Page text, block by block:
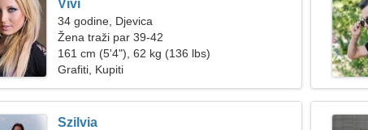
Vivi
34 godine, Djevica
Žena traži par 39-42
161 cm (5'4"), 62 kg (136 lbs)
Grafiti, Kupiti
Szilvia